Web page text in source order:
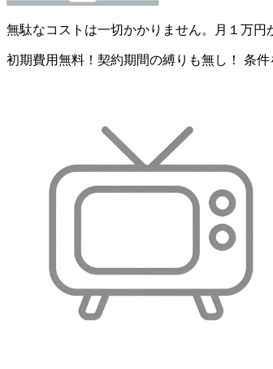
無駄なコストは一切かかりません。月１万円
初期費用無料！契約期間の縛りも無し！ 条